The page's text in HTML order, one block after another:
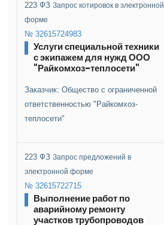
223 ФЗЗапрос котировок в электронной
форме
№ 32615724983
Услуги специальной техники
с экипажем для нужд ООО
"Райкомхоз-теплосети"
Заказчик: Общество с ограниченной
ответственностью "Райкомхоз-
теплосети"
223 ФЗЗапрос предложений в
электронной форме
№ 32615722715
Выполнение работ по
аварийному ремонту
участков трубопроводов